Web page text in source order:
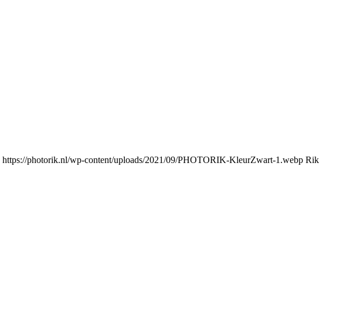
https://photorik.nl/wp-content/uploads/2021/09/PHOTORIK-KleurZwart-1.webp Rik